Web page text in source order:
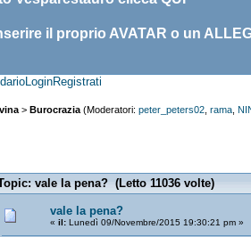
il proprio AVATAR o un
LoginRegistrati
> Burocrazia (Moderatori: peter_peters02 rama
vale la pena? (Letto 11036 volte)
vale la pena?
« il: Lunedì 09/Novembre/2015 19:30:21 pm »